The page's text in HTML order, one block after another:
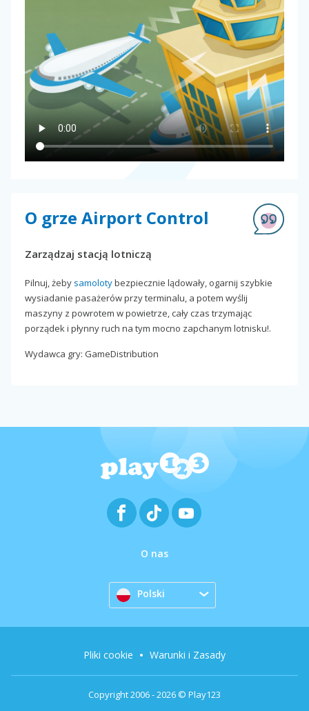
O grze Airport Control
Zarządzaj stacją lotniczą
Pilnuj, żeby samolotybezpiecznie lądowały, ogarnij szybkie
wysiadanie pasażerów przy terminalu, a potem wyślij
maszyny z powrotem w powietrze, cały czas trzymając
porządek i płynny ruch na tym mocno zapchanym lotnisku!.
Wydawca gry: GameDistribution
O nas
Polski
Copyright 2006 - 2026 © Play123
Pliki cookie Warunki i Zasady